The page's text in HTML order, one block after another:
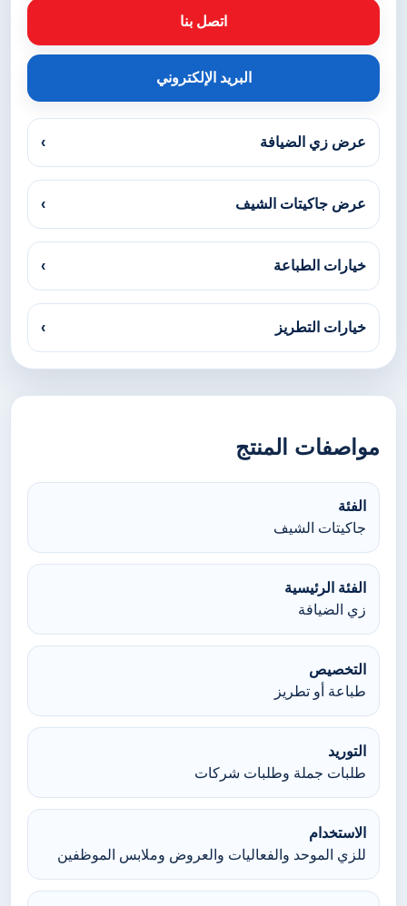
اتصل بنا
البريد الإلكتروني
عرض زي الضيافة ›
عرض جاكيتات الشيف ›
خيارات الطباعة ›
خيارات التطريز ›
مواصفات المنتج
الفئة
جاكيتات الشيف
الفئة الرئيسية
زي الضيافة
التخصيص
طباعة أو تطريز
التوريد
طلبات جملة وطلبات شركات
الاستخدام
للزي الموحد والفعاليات والعروض وملابس الموظفين